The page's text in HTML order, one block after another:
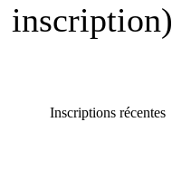
inscription)
Inscriptions récentes